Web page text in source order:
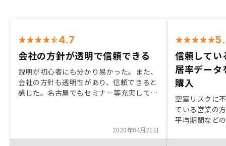
4.7
会社の方針が透明で信頼できる
説明が初心者にも分かり易かった。また、
会社の方針も透明性があり、信頼できると
感じた。名古屋でもセミナー等充実してい
2020年04月21日
信頼してい
居率データ
購入
空室リスクに
ている営業の
平均期間など